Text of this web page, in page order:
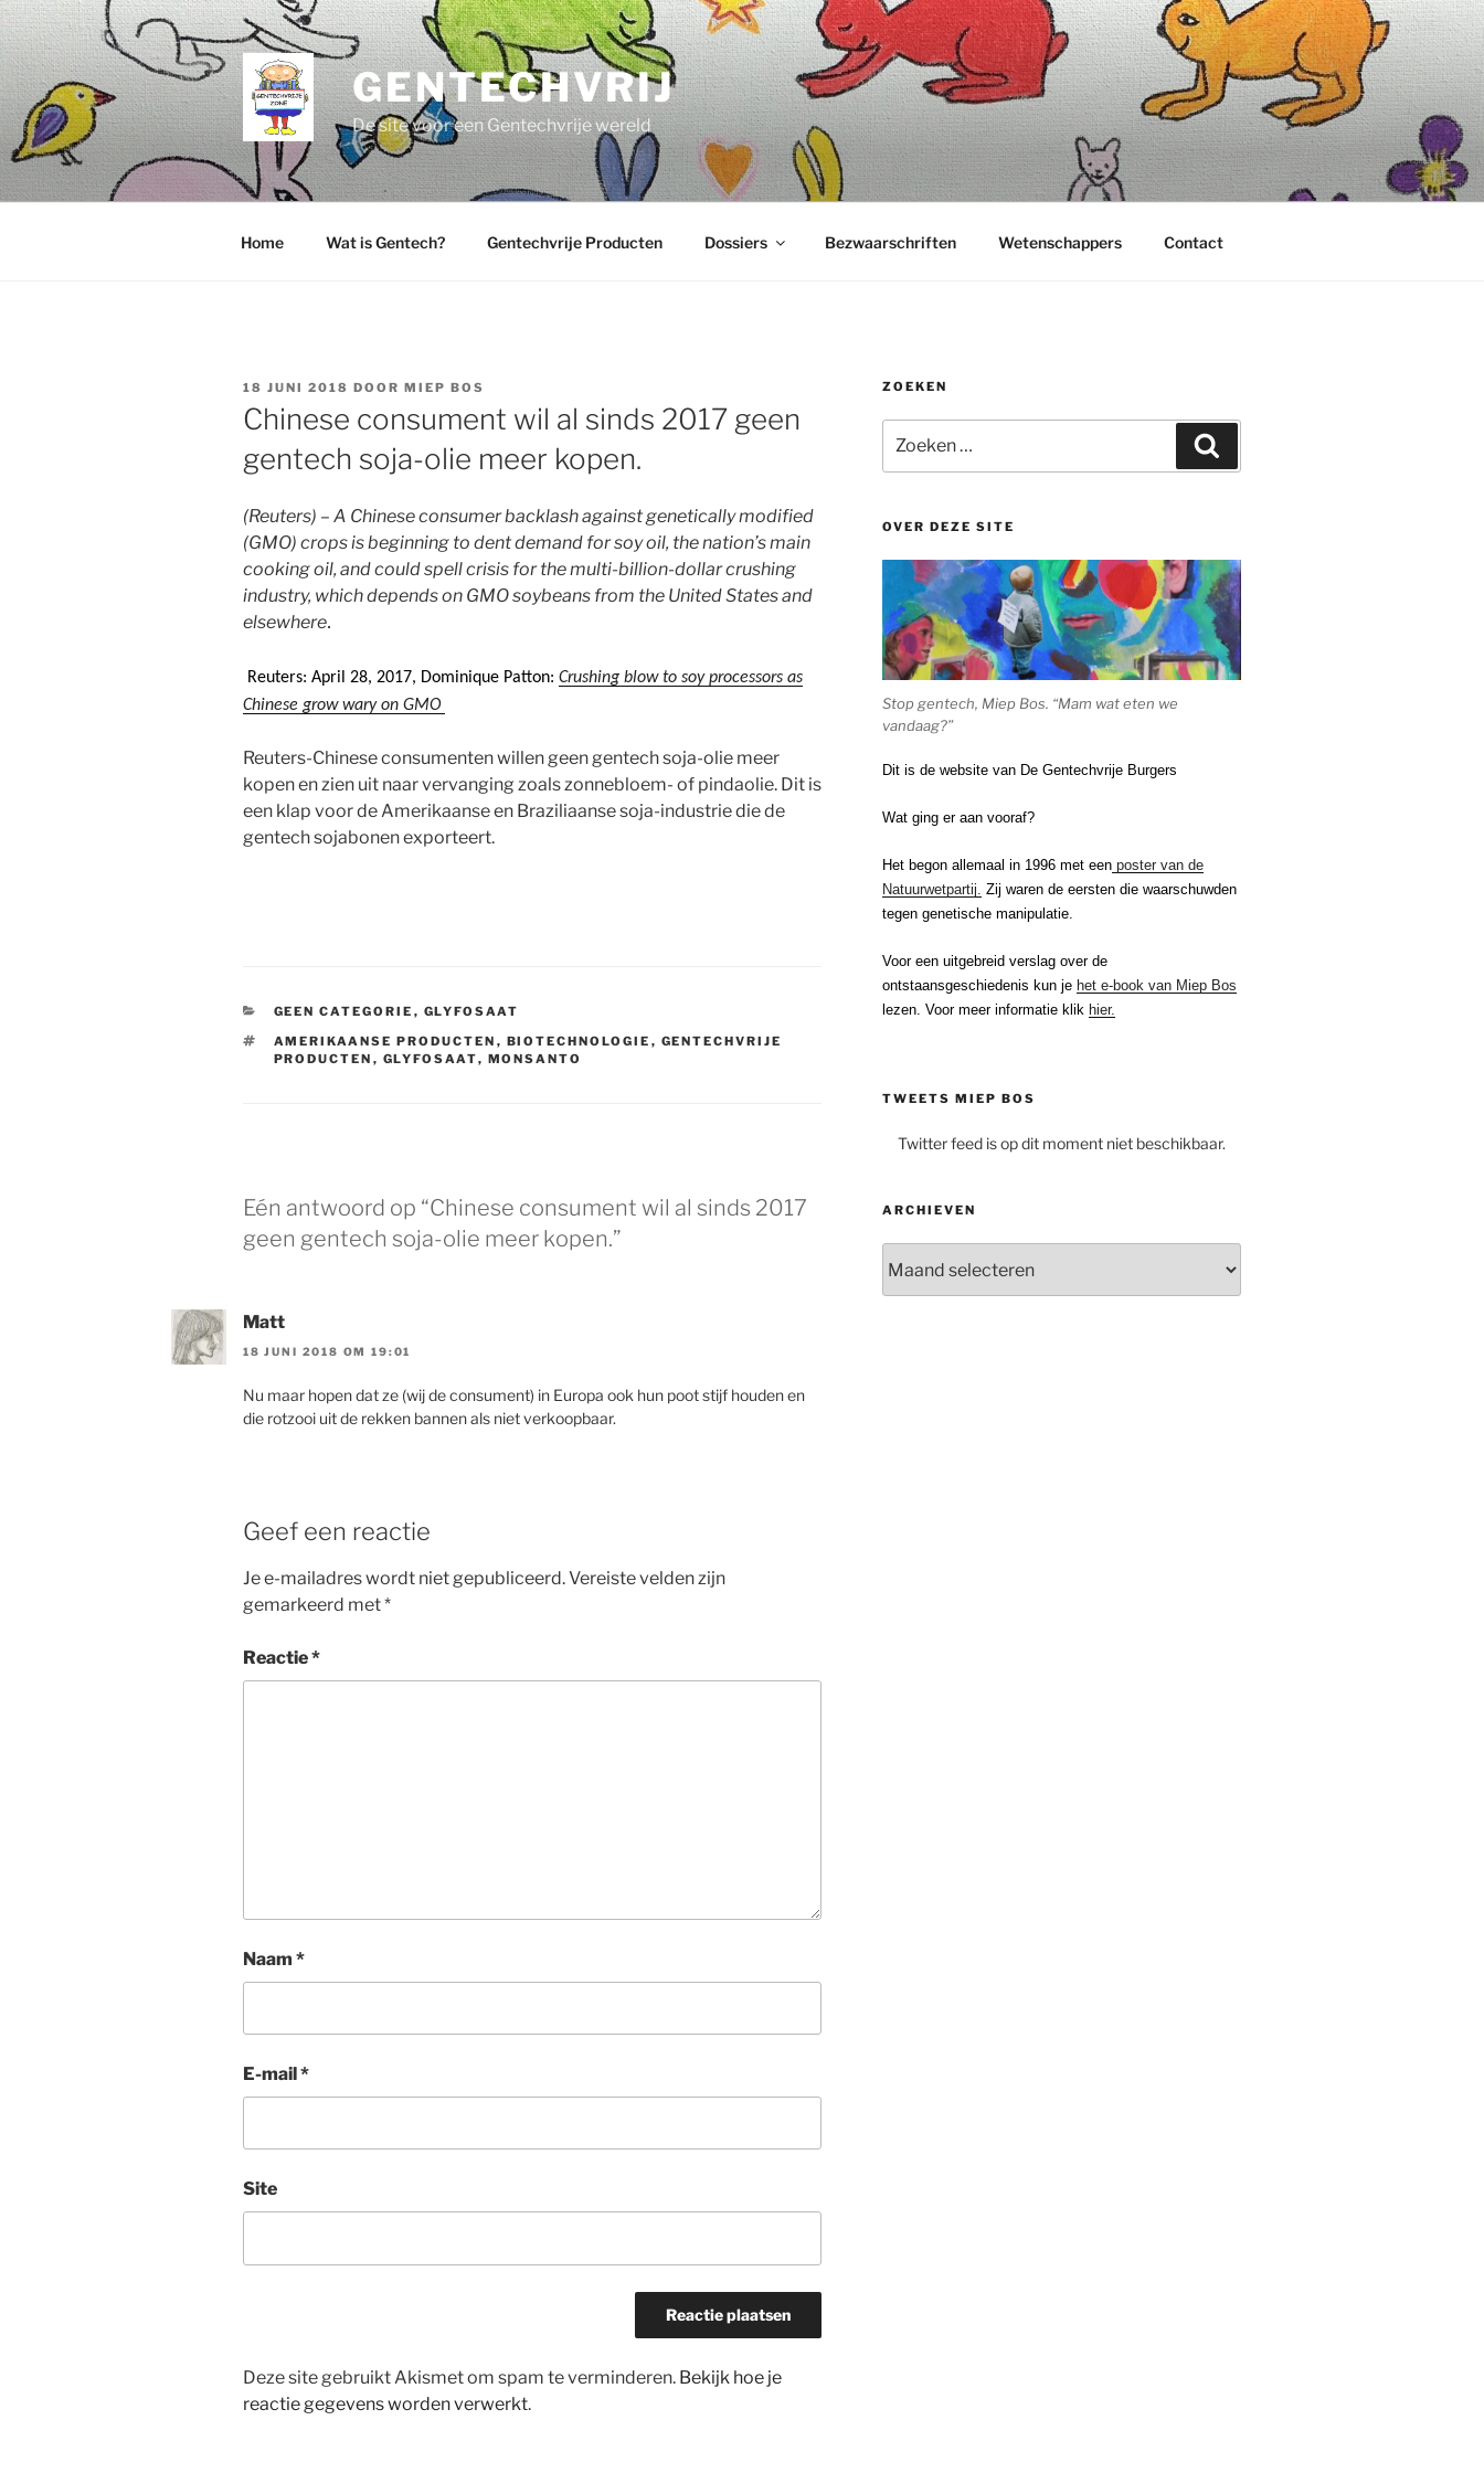
Ga
naar
de
inhoud
GENTECHVRIJ
De site voor een Gentechvrije wereld
Home Wat is Gentech? Gentechvrije Producten Dossiers Bezwaarschriften Wetenschappers Contact
GEPLAATST
OP
18 JUNI 2018 DOOR MIEP BOS
Chinese consument wil al sinds 2017 geen
gentech soja-olie meer kopen.
(Reuters) – A Chinese consumer backlash against genetically modified
(GMO) crops is beginning to dent demand for soy oil, the nation’s main
cooking oil, and could spell crisis for the multi-billion-dollar crushing
industry, which depends on GMO soybeans from the United States and
elsewhere.
Reuters: April 28, 2017, Dominique Patton: Crushing blow to soy processors as
Chinese grow wary on GMO
Reuters-Chinese consumenten willen geen gentech soja-olie meer
kopen en zien uit naar vervanging zoals zonnebloem- of pindaolie. Dit is
een klap voor de Amerikaanse en Braziliaanse soja-industrie die de
gentech sojabonen exporteert.
CATEGORIEËN
GEEN CATEGORIE , GLYFOSAAT
TAGS
AMERIKAANSE PRODUCTEN , BIOTECHNOLOGIE , GENTECHVRIJE
PRODUCTEN , GLYFOSAAT, MONSANTO
Eén antwoord op “Chinese consument wil al sinds 2017
geen gentech soja-olie meer kopen.”
Matt
18 JUNI 2018 OM 19:01
Nu maar hopen dat ze (wij de consument) in Europa ook hun poot stijf houden en
die rotzooi uit de rekken bannen als niet verkoopbaar.
Geef een reactie
Je e-mailadres wordt niet gepubliceerd.Vereiste velden zijn
gemarkeerd met*
Reactie*
Naam *
E-mail*
Site
Deze site gebruikt Akismet om spam te verminderen. Bekijk hoe je
reactie gegevens worden verwerkt.
ZOEKEN
naar:
OVER DEZE SITE
Stop gentech, Miep Bos. “Mam wat eten we
vandaag?”
Dit is de website van De Gentechvrije Burgers
Wat ging er aan vooraf?
Het begon allemaal in 1996 met eenposter van de
Natuurwetpartij. Zij waren de eersten die waarschuwden
tegen genetische manipulatie.
Voor een uitgebreid verslag over de
ontstaansgeschiedenis kun je het e-book van Miep Bos
lezen. Voor meer informatie klik hier.
TWEETS MIEP BOS
Twitter feed is op dit moment niet beschikbaar.
ARCHIEVEN